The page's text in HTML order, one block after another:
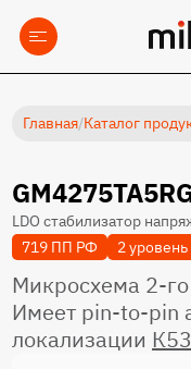
Главная/Каталог
LDO стабилизатор
719 ПП РФ
2 уровень
Микросхема 2-
Имеет pin-to-pin
локализации